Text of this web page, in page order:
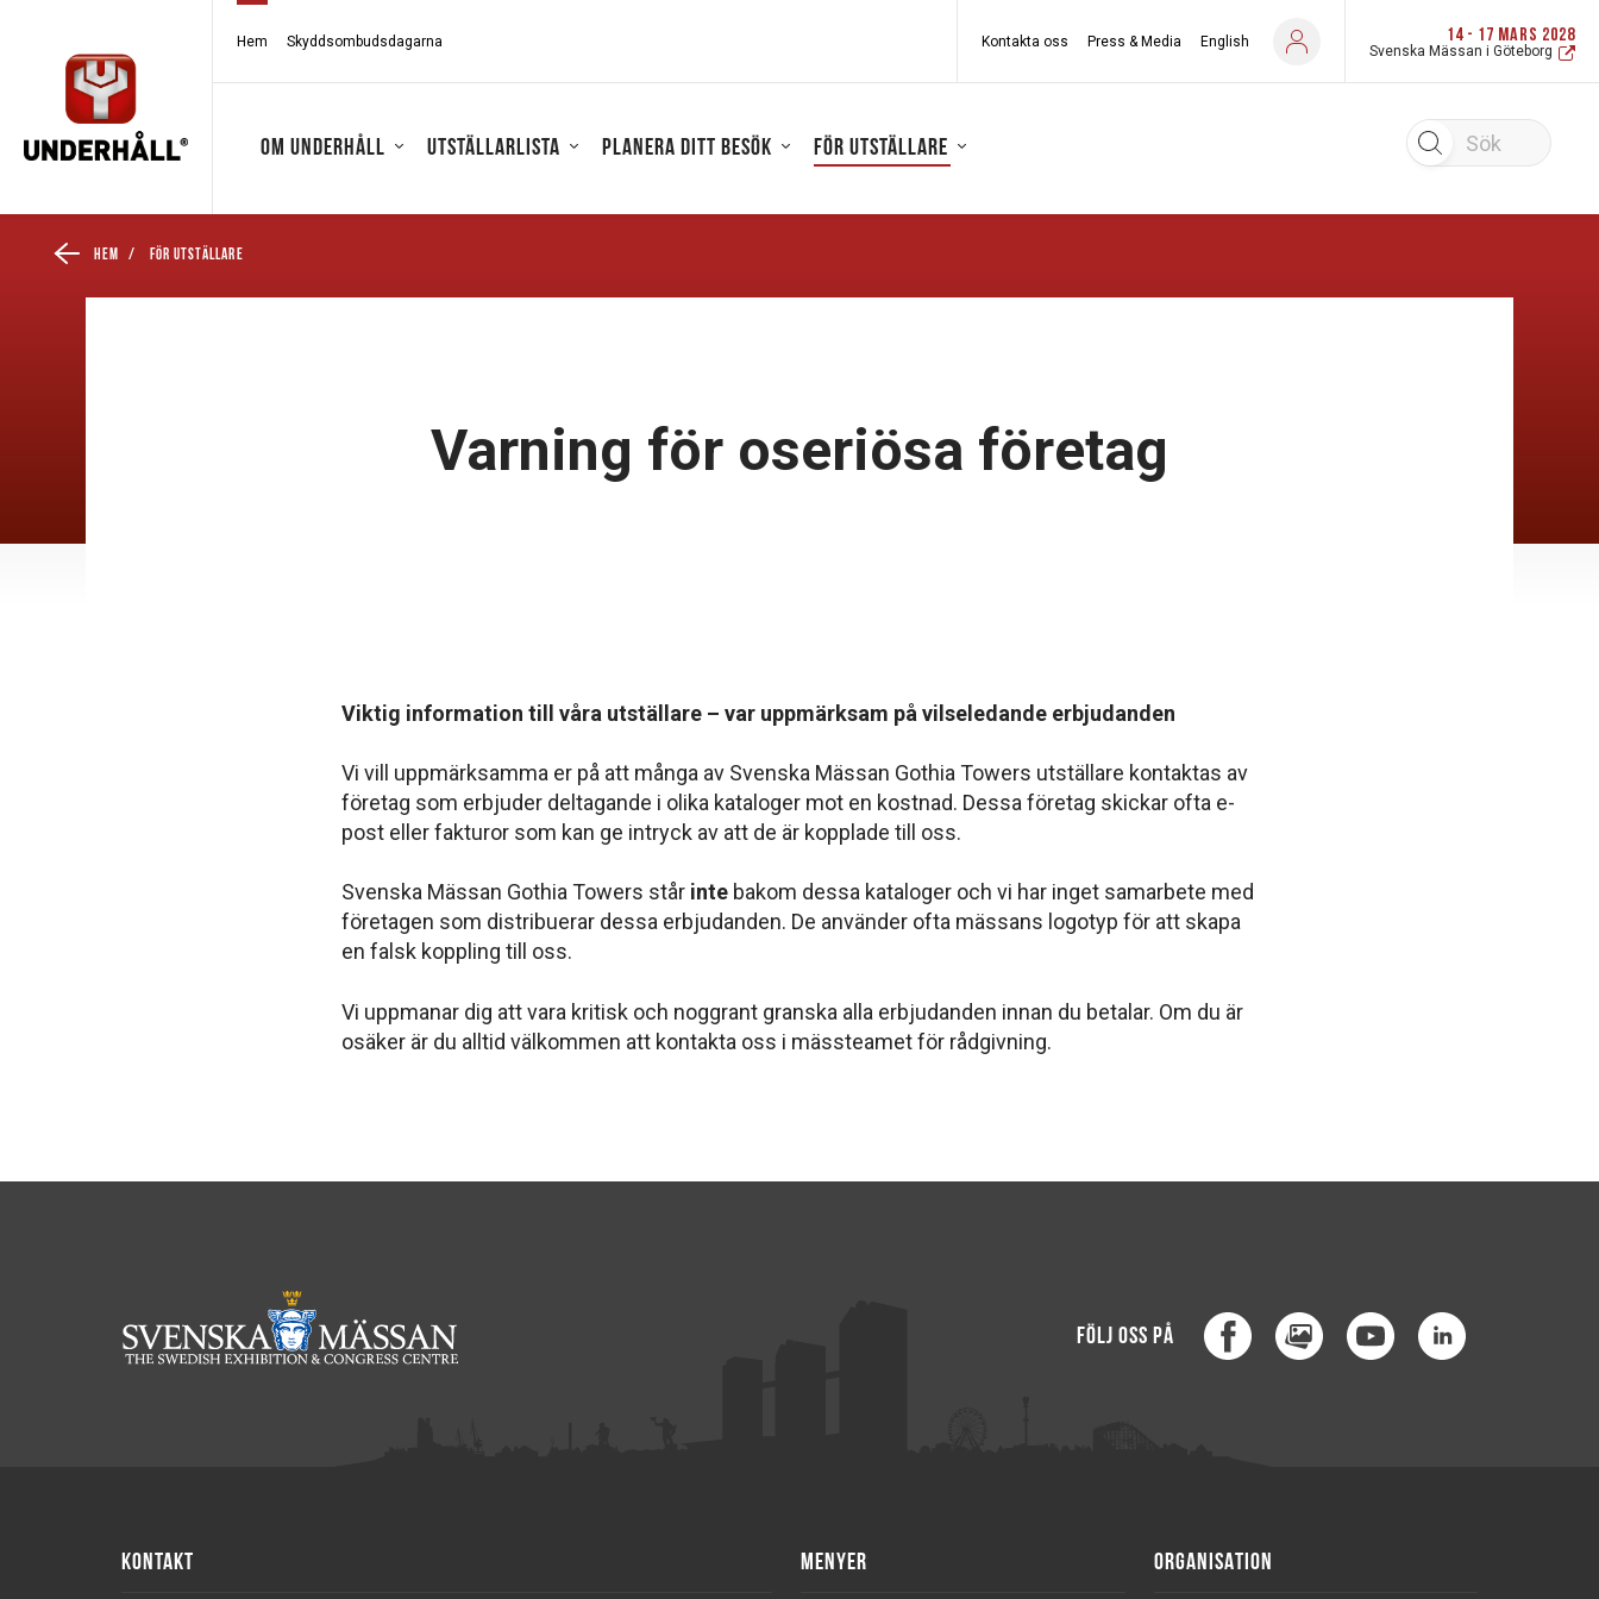
Hem Skyddsombudsdagarna Kontakta oss Press & Media English 14 - 17 MARS 2028
Svenska Mässan i Göteborg
Om Underhåll Utställarlista Planera ditt besök För utställare Sök
Hem / För utställare
Varning för oseriösa företag
Viktig information till våra utställare – var uppmärksam på vilseledande erbjudanden
Vi vill uppmärksamma er på att många av Svenska Mässan Gothia Towers utställare kontaktas av
företag som erbjuder deltagande i olika kataloger mot en kostnad. Dessa företag skickar ofta e-
post eller fakturor som kan ge intryck av att de är kopplade till oss.
Svenska Mässan Gothia Towers står inte bakom dessa kataloger och vi har inget samarbete med
företagen som distribuerar dessa erbjudanden. De använder ofta mässans logotyp för att skapa
en falsk koppling till oss.
Vi uppmanar dig att vara kritisk och noggrant granska alla erbjudanden innan du betalar. Om du är
osäker är du alltid välkommen att kontakta oss i mässteamet för rådgivning.
FÖLJ OSS PÅ
FacebookMediaHubYoutube LinkedIn
KONTAKT MENYER ORGANISATION